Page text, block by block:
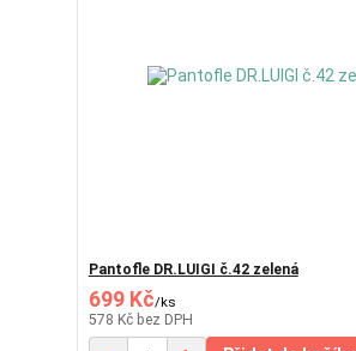
Pantofle DR.LUIGI č.42 zelená
699 Kč/ks
578 Kč bez DPH